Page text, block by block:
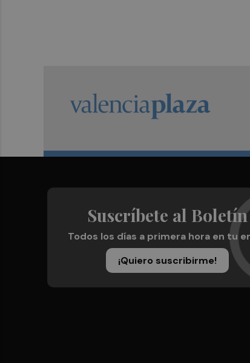
Suscríbete al Boletín
Todos los días a primera hora en tu
¡Quiero suscribirme!